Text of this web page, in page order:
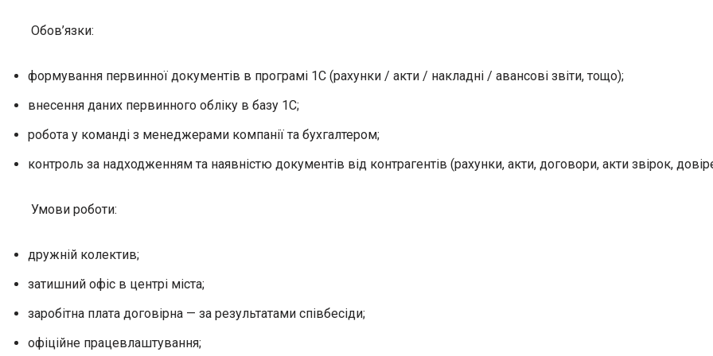
Обов’язки:
формування первинної документів в програмі 1С (рахунки / акти / накладні / авансові звіти, тощо);
внесення даних первинного обліку в базу 1С;
робота у команді з менеджерами компанії та бухгалтером;
контроль за надходженням та наявністю документів від контрагентів (рахунки, акти, договори, акти звірок,
Умови роботи:
дружній колектив;
затишний офіс в центрі міста;
заробітна плата договірна — за результатами співбесіди;
офіційне працевлаштування;